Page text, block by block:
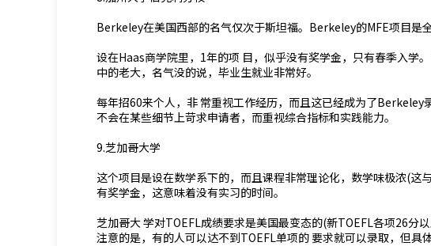
Berkeley在美国西部的名气仅次于斯坦福。Berkeley的MFE项目是
设在Haas商学院里，1年的项 目，似乎没有奖学金，只有春季入学
中的老大，名气没的说，毕业生就业非常好。
每年招60来个人，非 常重视工作经历，而且这已经成为了Berkeley
不会在某些细节上苛求申请者，而重视综合指标和实践能力。
9.芝加哥大学
这个项目是设在数学系下的，而且课程非常理论化，数学味极浓(这
有奖学金，这意味着没有实习的时间。
芝加哥大 学对TOEFL成绩要求是美国最变态的(新TOEFL各项26分
注意的是，有的人可以达不到TOEFL单项的 要求就可以录取，但具